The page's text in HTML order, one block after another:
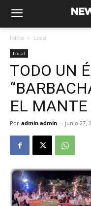
Inicio Local
Local
TODO UN
EL MANTE
Por admin admin - junio 27,